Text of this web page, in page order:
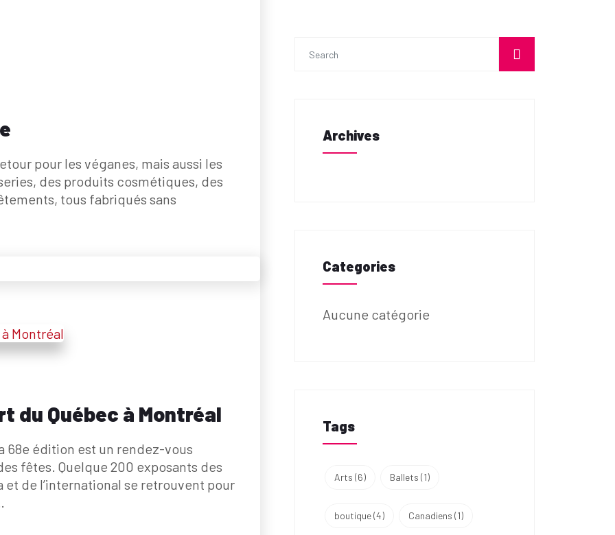
pour les véganes, mais aussi les
des produits cosmétiques, des
tous fabriqués sans
du Québec à Montréal
68e édition est un rendez-vous
fêtes. Quelque 200 exposants des
et de l’international se retrouvent pour
Archives
Categories
Aucune catégorie
Tags
Arts (6) Ballets (1)
boutique(4) Canadiens (1)